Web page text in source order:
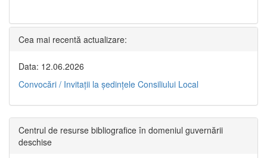
Cea mai recentă actualizare:
Data: 12.06.2026
Convocări / Invitaţii la şedinţele Consiliului Local
Centrul de resurse bibliografice în domeniul guvernării
deschise